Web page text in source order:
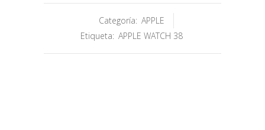
Categoría: APPLE
Etiqueta: APPLE WATCH 38